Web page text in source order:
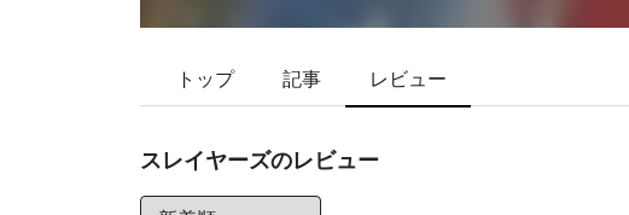
トップ 記事 レビュー
スレイヤーズのレビュー